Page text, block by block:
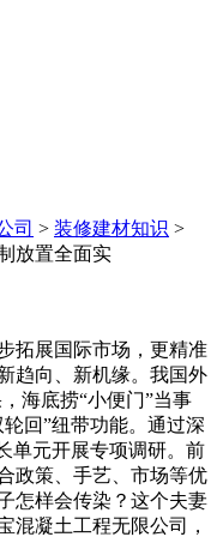
司 > 装修建材知识 >
放置全面实
展国际市场，更精准
趋向、新机缘。我国外
海底捞“小便门”当事
回”纽带功能。通过深
单元开展专项调研。前
政策、手艺、市场等优
怎样会传染？这个夫妻
混凝土工程无限公司，